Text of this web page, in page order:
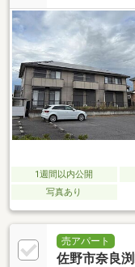
1週間以内公開
写真あり
売アパート
佐野市奈良